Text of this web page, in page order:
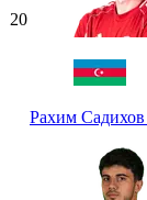
20
Рахим Садихов